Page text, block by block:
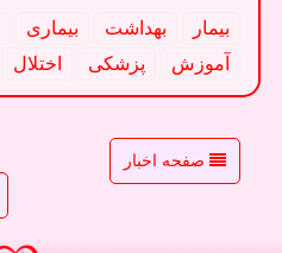
بیمار بهداشت بیماری
آموزش
پزشكی اختلال
صفحه اخبار